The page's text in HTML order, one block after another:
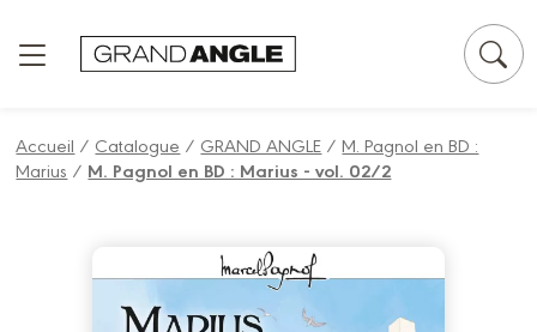
Accueil / Catalogue / GRAND ANGLE /M. Pagnol en BD :
Marius / M. Pagnol en BD : Marius - vol. 02/2